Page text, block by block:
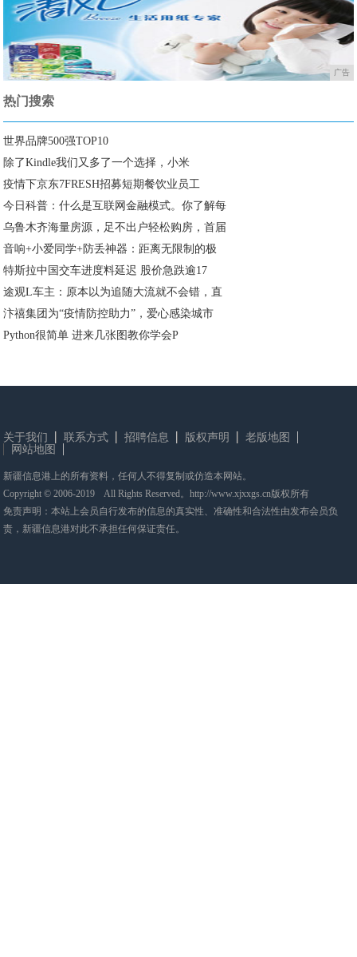
广告
热门搜索
世界品牌500强TOP10
除了Kindle我们又多了一个选择，小米
疫情下京东7FRESH招募短期餐饮业员工
今日科普：什么是互联网金融模式。你了解每
乌鲁木齐海量房源，足不出户轻松购房，首届
音响+小爱同学+防丢神器：距离无限制的极
特斯拉中国交车进度料延迟 股价急跌逾17
途观L车主：原本以为追随大流就不会错，直
汴禧集团为“疫情防控助力”，爱心感染城市
Python很简单 进来几张图教你学会P
关于我们 联系方式 招聘信息 版权声明
老版地图
网站地图
新疆信息港上的所有资料，任何人不得复制或仿造本网站。
Copyright © 2006-2019 All Rights Reserved。http://www.xjxxgs.cn版权所有
免责声明：本站上会员自行发布的信息的真实性、准确性和合法性由发布会员负
责，新疆信息港对此不承担任何保证责任。